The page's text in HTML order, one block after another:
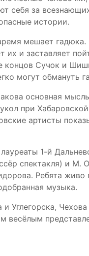
себя за
истории.
мешает
их и заставляет
концов Сучок и
могут обмануть
основная
при
артисты
1-й
спектакля) и М.
Ребята живо
музыка.
Углегорска,
весёлым